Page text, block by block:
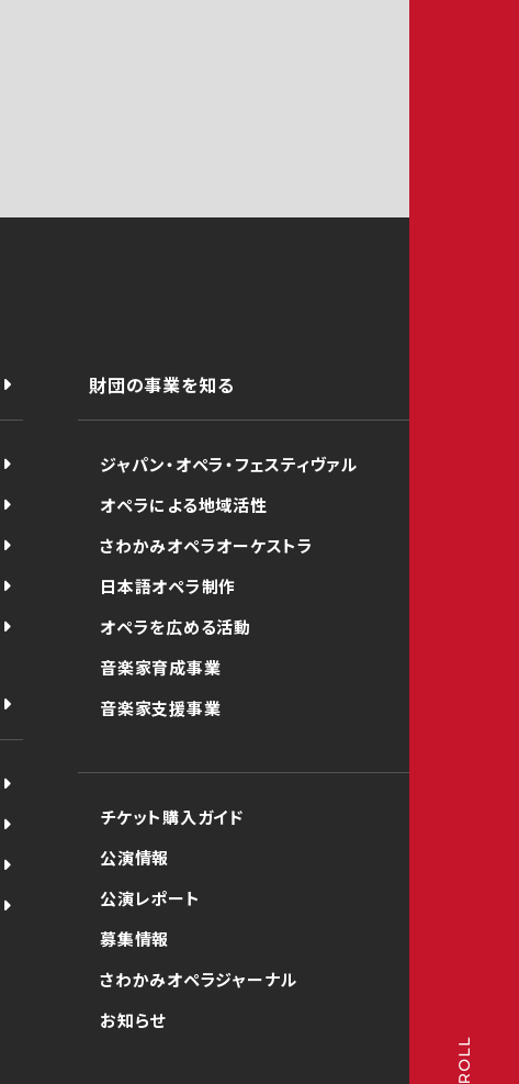
財団の事業を知る
ジャパン・オペラ・フェスティヴァル
オペラによる地域活性
さわかみオペラオーケストラ
日本語オペラ制作
オペラを広める活動
音楽家育成事業
音楽家支援事業
チケット購入ガイド
公演情報
公演レポート
募集情報
さわかみオペラジャーナル
お知らせ